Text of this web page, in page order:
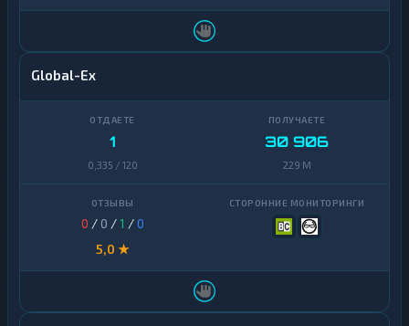
Global-Ex
1
0,335 / 120
30 906
229 M
0 / 0 /1 /0
5,0 ★